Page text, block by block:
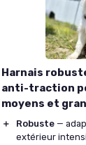
Harnais
anti-traction
moyens et
＋ Robuste —
extérieur